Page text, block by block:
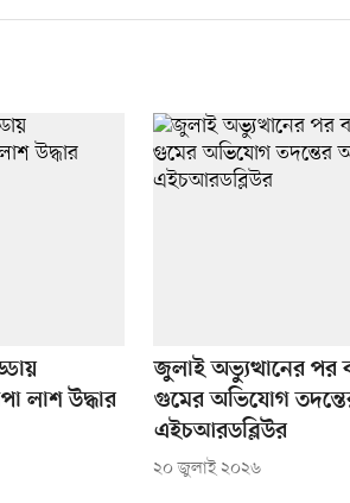
লাশ উদ্ধার
জুলাই অভ্যুত্থানের পর
গুমের অভিযোগ
এইচআরডব্লিউর
২০ জুলাই ২০২৬